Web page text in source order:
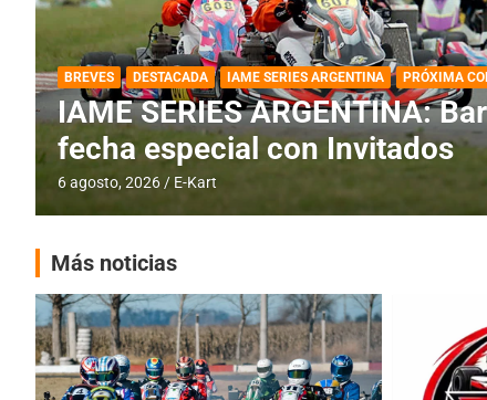
DESTACADA IAME SERIES ARGENTINA
IAME SERIES ARGENTINA:
fecha con Invitados
4 agosto, 2026 E-Kart
Más noticias